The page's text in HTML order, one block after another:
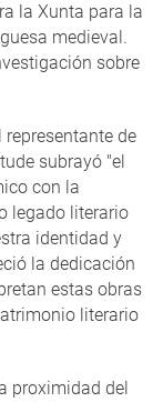
la Xunta para la
medieval.
sobre
representante de
subrayó "el
con la
legado literario
identidad y
la dedicación
estas obras
literario
proximidad del